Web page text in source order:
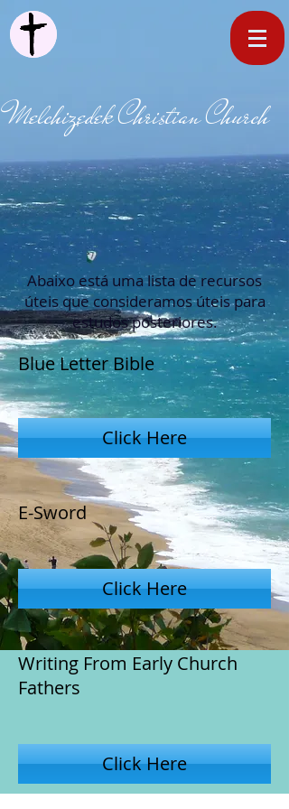
Melchizedek Christian Church
Abaixo está uma lista de recursos
úteis que consideramos úteis para
estudos posteriores.
Blue Letter Bible
Click Here
E-Sword
Click Here
Writing From Early Church
Fathers
Click Here